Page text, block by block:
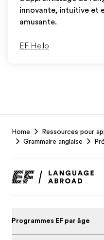
innovante, intuitive et
amusante.
EF Hello
Footer
Home
Ressources pour
Grammaire anglaise
Programmes EF par âge